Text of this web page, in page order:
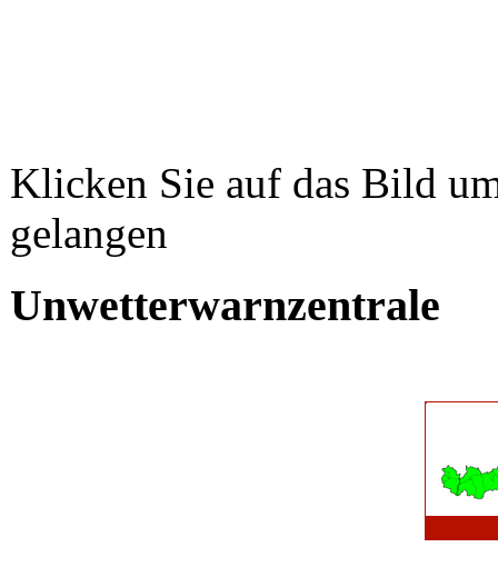
Klicken Sie auf das Bild
gelangen
Unwetterwarnzentrale